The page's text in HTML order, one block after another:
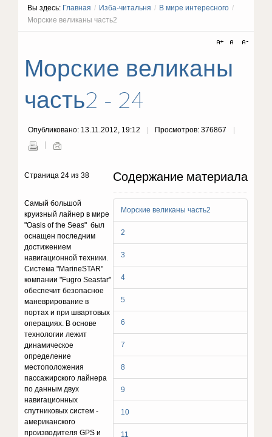
Вы здесь: Главная / Изба-читальня / В мире интересного /
Морские великаны часть2
Морские великаны
часть2 - 24
Опубликовано: 13.11.2012, 19:12 Просмотров: 376867
Содержание материала
Морские великаны часть2
2
3
4
5
6
7
8
9
10
11
Страница 24 из 38
Самый большой
круизный лайнер в мире
"Oasis of the Seas" был
оснащен последним
достижением
навигационной техники.
Система "MarineSTAR"
компании "Fugro Seastar"
обеспечит безопасное
маневрирование в
портах и при швартовых
операциях. В основе
технологии лежит
динамическое
определение
местоположения
пассажирского лайнера
по данным двух
навигационных
спутниковых систем -
американского
производителя GPS и